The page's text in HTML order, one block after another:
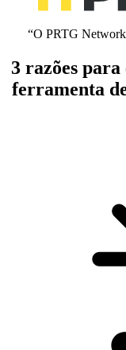
“O PRTG
3 razões
ferramenta